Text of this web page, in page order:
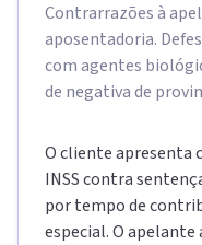
Contrarrazões à
aposentadoria.
com agentes
de negativa de
O cliente apresenta
INSS contra
por tempo de
especial. O apelante